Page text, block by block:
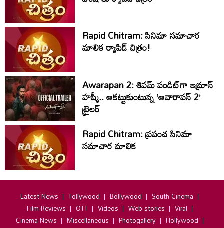
Rapid Chitram: సినిమా సమాచార
మాలిక ర్యాపిడ్ చిత్రం!
Awarapan 2: శివమ్ పండిట్‌గా ఇమ్రాన్
హష్మీ.. ఆకట్టుకుంటున్న ‘ఆవారాపన్ 2’
ట్రైలర్
Rapid Chitram: ప్రపంచ సినిమా
సమాచార మాలిక
Latest News Tollywood Bollywood
South Cinema
Film Reviews
OTT Videos Web-stories
Viral
Cinema News
Miscellaneous Photogallery
Hollywood